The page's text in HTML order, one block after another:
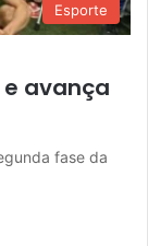
Esporte
avança
fase da